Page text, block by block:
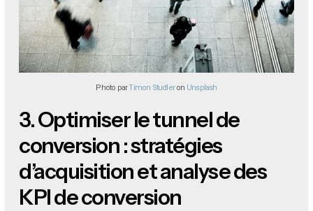
Photo parTimon Studleron Unsplash
3.Optimiser le tunnel de
conversion : stratégies
d’acquisition et analyse des
KPI de conversion